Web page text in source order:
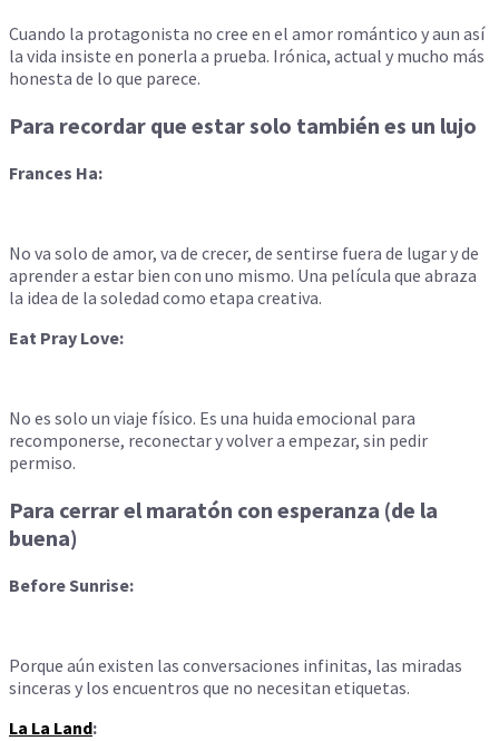
Cuando la protagonista no cree en el amor romántico y aun así
la vida insiste en ponerla a prueba. Irónica, actual y mucho más
honesta de lo que parece.
Para recordar que estar solo también es un lujo
Frances Ha:
No va solo de amor, va de crecer, de sentirse fuera de lugar y de
aprender a estar bien con uno mismo. Una película que abraza
la idea de la soledad como etapa creativa.
Eat Pray Love:
No es solo un viaje físico. Es una huida emocional para
recomponerse, reconectar y volver a empezar, sin pedir
permiso.
Para cerrar el maratón con esperanza (de la
buena)
Before Sunrise:
Porque aún existen las conversaciones infinitas, las miradas
sinceras y los encuentros que no necesitan etiquetas.
La La Land: